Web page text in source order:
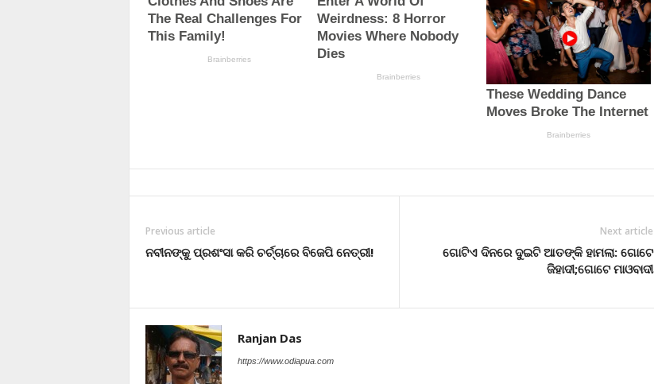
Previous article
ନବୀନଙ୍କୁ ପ୍ରଶଂସା କରି ଚର୍ଚ୍ଚାରେ ବିଜେପି ନେତ୍ରୀ!
Next article
ଗୋଟିଏ ଦିନରେ ଦୁଇଟି ଆତଙ୍କି ହାମଲା: ଗୋଟେ
ଜିହାଦୀ;ଗୋଟେ ମାଓବାଦୀ
Ranjan Das
https://www.odiapua.com